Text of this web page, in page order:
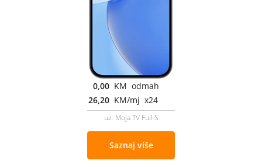
0,00 KM odmah
26,20 KM/mj x24
uz Moja TV Full S
Saznaj više